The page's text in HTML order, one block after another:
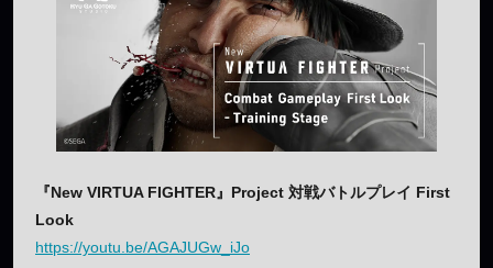
『New VIRTUA FIGHTER』Project 対戦バトルプレイ First
Look
https://youtu.be/AGAJUGw_iJo